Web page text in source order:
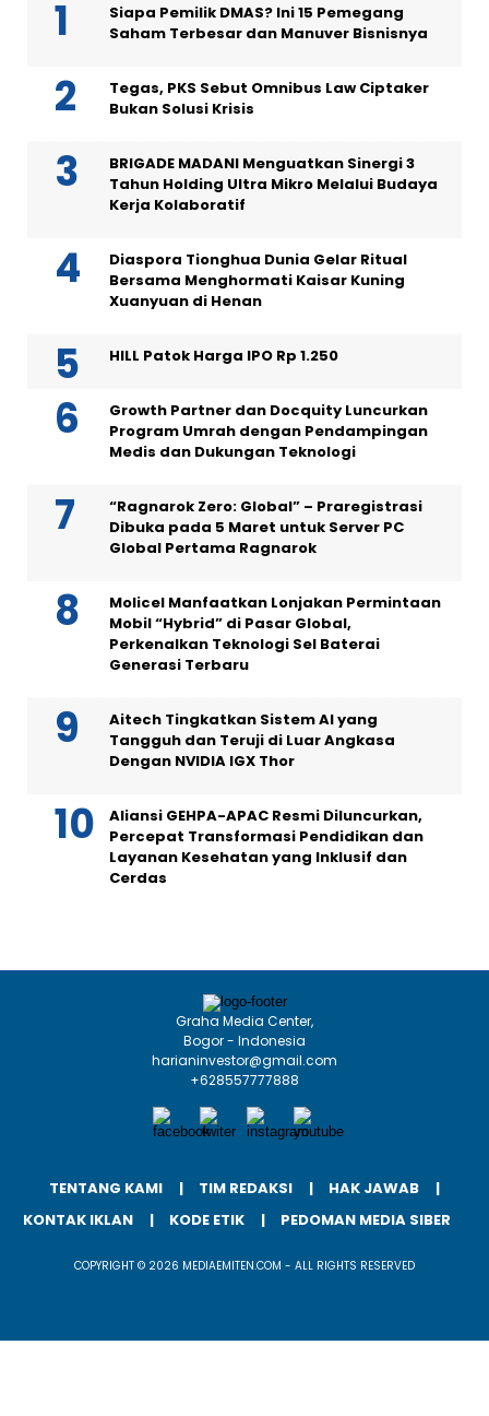
Siapa Pemilik DMAS? Ini 15 Pemegang
Saham Terbesar dan Manuver Bisnisnya
Tegas, PKS Sebut Omnibus Law Ciptaker
Bukan Solusi Krisis
BRIGADE MADANI Menguatkan Sinergi 3
Tahun Holding Ultra Mikro Melalui Budaya
Kerja Kolaboratif
Diaspora Tionghua Dunia Gelar Ritual
Bersama Menghormati Kaisar Kuning
Xuanyuan di Henan
HILL Patok Harga IPO Rp 1.250
Growth Partner dan Docquity Luncurkan
Program Umrah dengan Pendampingan
Medis dan Dukungan Teknologi
“Ragnarok Zero: Global” – Praregistrasi
Dibuka pada 5 Maret untuk Server PC
Global Pertama Ragnarok
Molicel Manfaatkan Lonjakan Permintaan
Mobil “Hybrid” di Pasar Global,
Perkenalkan Teknologi Sel Baterai
Generasi Terbaru
Aitech Tingkatkan Sistem AI yang
Tangguh dan Teruji di Luar Angkasa
Dengan NVIDIA IGX Thor
Aliansi GEHPA-APAC Resmi Diluncurkan,
Percepat Transformasi Pendidikan dan
Layanan Kesehatan yang Inklusif dan
Cerdas
Graha Media Center,
Bogor - Indonesia
harianinvestor@gmail.com
+628557777888
TENTANG KAMI TIM REDAKSI
HAK JAWAB
KONTAK IKLAN
KODE ETIK PEDOMAN MEDIA SIBER
COPYRIGHT © 2026 MEDIAEMITEN.COM - ALL RIGHTS RESERVED